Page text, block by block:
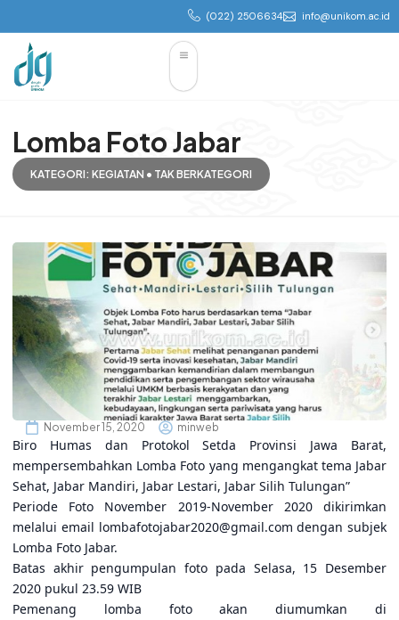
(022) 2506634 info@unikom.ac.id
Lomba Foto Jabar
KATEGORI: KEGIATAN • TAK BERKATEGORI
November 15, 2020 minweb
Biro Humas dan Protokol Setda Provinsi Jawa Barat,
mempersembahkan Lomba Foto yang mengangkat tema Jabar
Sehat, Jabar Mandiri, Jabar Lestari, Jabar Silih Tulungan”
Periode Foto November 2019-November 2020 dikirimkan
melalui email lombafotojabar2020@gmail.com dengan subjek
Lomba Foto Jabar.
Batas akhir pengumpulan foto pada Selasa, 15 Desember
2020 pukul 23.59 WIB
Pemenang lomba foto akan diumumkan di